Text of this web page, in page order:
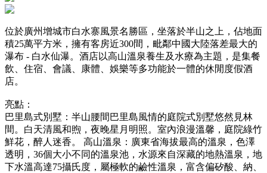
位於廣州增城市白水寨風景名勝區，坐落於半山之上，佔地面
積25萬平方米，擁有客房近300間，毗鄰中國大陸落差最大的
瀑布 - 白水仙瀑。酒店以高山溫泉養生及水療為主題，是集餐
飲、住宿、會議、康體、娛樂等多功能於一體的休閒度假酒
店。
亮點：
巴里島式別墅：半山腰間巴里島風情的庭院式別墅悠然見林
間。白天清風和煦，夜晚星月明照。室內浪漫溫馨，庭院綠竹
鮮花，醉人迷香。 高山溫泉：廣東省海拔最高的溫泉，色澤
透明，36個大小不同的溫泉池，水源來自深藏的地熱溫泉，地
下水溫高達75攝氏度，屬極軟的鹼性溫泉，富含偏矽酸、納、